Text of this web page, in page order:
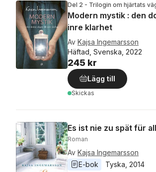
Del 2 - Trilogin om hjärtats
Modern mystik : den
inre klarhet
Av Kajsa Ingemarsson
Häftad, Svenska, 2022
245 kr
Lägg till
Skickas
Es ist nie zu spät für
Roman
Av Kajsa Ingemarsson
E-bok
Tyska 2014